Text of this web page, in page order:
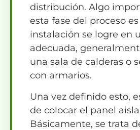
distribución. Algo
esta fase del proceso
instalación se logre en
adecuada,
una sala de calderas o
con armarios.
Una vez definido esto,
de colocar el panel
Básicamente, se trata